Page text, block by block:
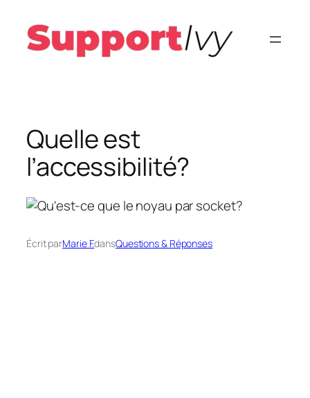
contenu
Quelle est
l’accessibilité?
Écrit parMarie F.dansQuestions & Réponses